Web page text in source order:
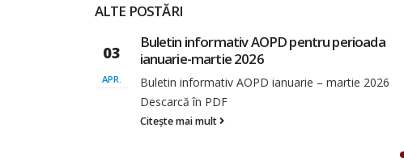
ALTE POSTĂRI
03
APR.
Buletin informativ AOPD pentru perioada
noiembrie-decembrie 2025
Buletin informativ AOPD pentru perioada noiembrie
– decembrie 2025 Descarcă în PDF
Citește mai mult